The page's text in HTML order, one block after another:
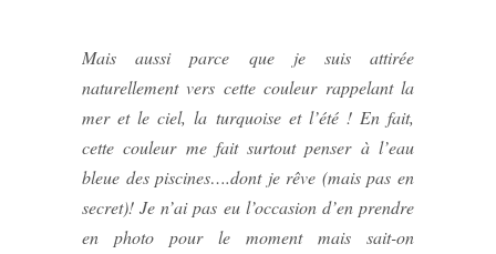
Mais aussi parce que je suis attirée
naturellement vers cette couleur rappelant la
mer et le ciel, la turquoise et l’été ! En fait,
cette couleur me fait surtout penser à l’eau
bleue des piscines….dont je rêve (mais pas en
secret)! Je n’ai pas eu l’occasion d’en prendre
en photo pour le moment mais sait-on